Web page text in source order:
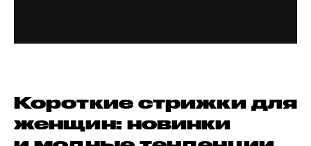
Короткие стрижки для
женщин: новинки